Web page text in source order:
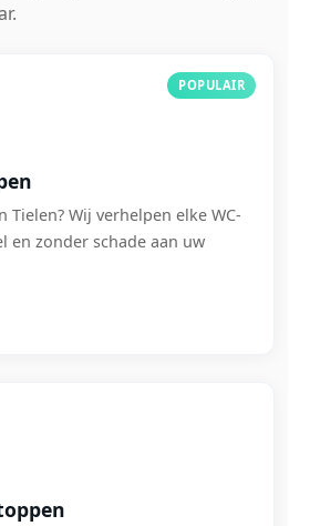
POPULAIR
Wij verhelpen elke WC-
en zonder schade aan uw